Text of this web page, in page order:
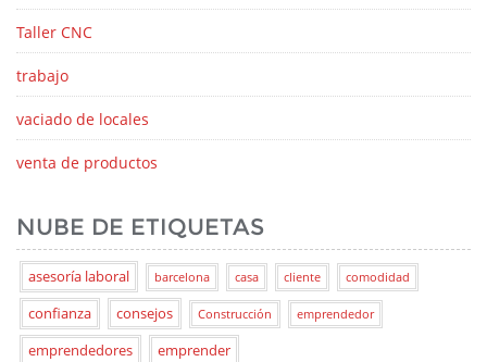
Taller CNC
trabajo
vaciado de locales
venta de productos
NUBE DE ETIQUETAS
asesoría laboral barcelona casa cliente comodidad
confianza consejos Construcción emprendedor
emprendedores emprender